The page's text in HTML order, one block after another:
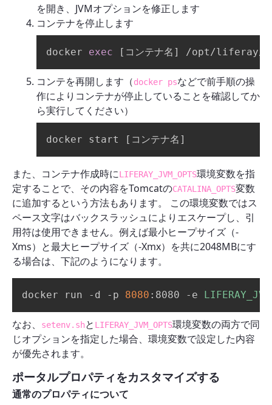
を開き、JVMオプションを修正します
コンテナを停止します
docker exec [ コンテナ名 ] /opt/liferay/
コンテを再開します（docker psなどで前手順の操
作によりコンテナが停止していることを確認してか
ら実行してください）
docker start [ コンテナ名 ]
また、コンテナ作成時にLIFERAY_JVM_OPTS環境変数を指
定することで、その内容をTomcatのCATALINA_OPTS変数
に追加するという方法もあります。 この環境変数ではス
ペース文字はバックスラッシュによりエスケープし、引
用符は使用できません。例えば最小ヒープサイズ（-
Xms）と最大ヒープサイズ（-Xmx）を共に2048MBにす
る場合は、下記のようになります。
docker run -d -p 8080 :8080 -e
なお、 setenv.shと LIFERAY_JVM_OPTS環境変数の両方で同
じオプションを指定した場合、環境変数で設定した内容
が優先されます。
ポータルプロパティをカスタマイズする
通常のプロパティについて